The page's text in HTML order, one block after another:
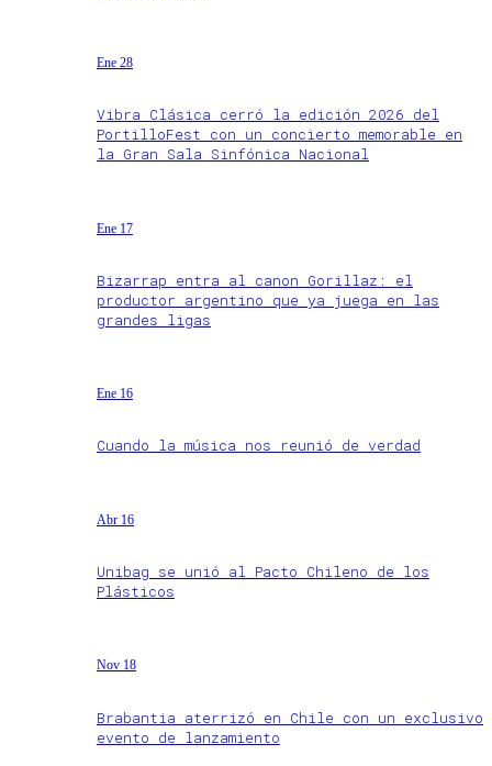
Ene 28
Vibra Clásica cerró la edición 2026 del
PortilloFest con un concierto memorable en
la Gran Sala Sinfónica Nacional
Ene 17
Bizarrap entra al canon Gorillaz: el
productor argentino que ya juega en las
grandes ligas
Ene 16
Cuando la música nos reunió de verdad
Abr 16
Unibag se unió al Pacto Chileno de los
Plásticos
Nov 18
Brabantia aterrizó en Chile con un exclusivo
evento de lanzamiento